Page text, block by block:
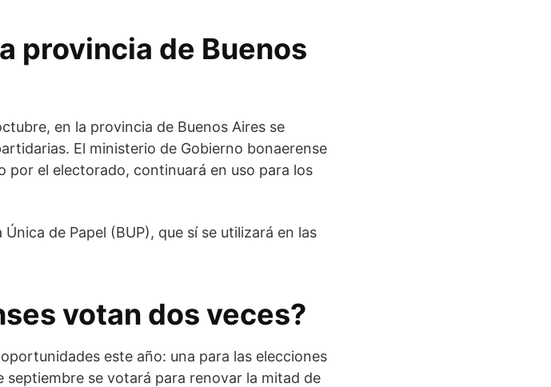
provincia de Buenos
en la provincia de Buenos Aires se
El ministerio de Gobierno bonaerense
el electorado, continuará en uso para los
de Papel (BUP), que sí se utilizará en las
votan dos veces?
este año: una para las elecciones
septiembre se votará para renovar la mitad de